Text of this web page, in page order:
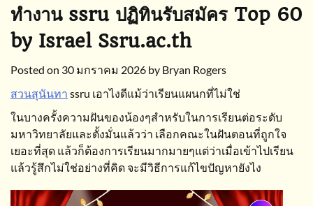
ทำงาน ssru ปฏิทินรับสมัคร Top 60
by Israel Ssru.ac.th
Posted on 30 มกราคม 2026 by Bryan Rogers
สวนสุนันทา ssru เอาไงดีแม้ว่าเรียนแผนกที่ไม่ใช่
ในบางครั้งความฝันของน้องๆสำหรับในการเรียนต่อระดับ
มหาวิทยาลัยและตั้งมั่นแล้วว่า เลือกคณะในฝันตอนที่ถูกใจ
เยอะที่สุด แล้วก็ต้องการเรียนมากมายๆแต่ว่าเมื่อเข้าไปเรียน
แล้วรู้สึกไม่ใช่อย่างที่คิด จะมีวิธีการแก้ไขปัญหายังไง